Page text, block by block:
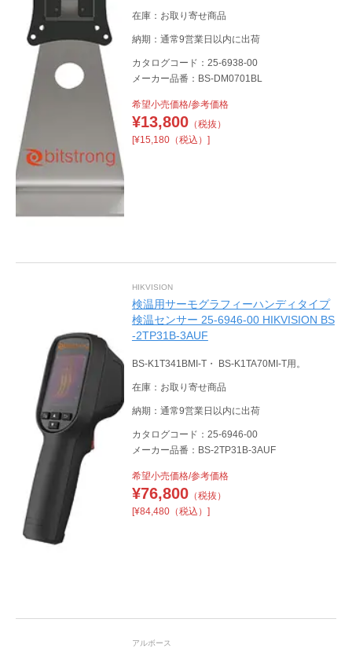
在庫：お取り寄せ商品
納期：通常9営業日以内に出荷
カタログコード：25-6938-00
メーカー品番：BS-DM0701BL
希望小売価格/参考価格
¥13,800（税抜）
[¥15,180（税込）]
HIKVISION
検温用サーモグラフィーハンディタイプ
検温センサー 25-6946-00 HIKVISION BS
-2TP31B-3AUF
BS-K1T341BMI-T・ BS-K1TA70MI-T用。
在庫：お取り寄せ商品
納期：通常9営業日以内に出荷
カタログコード：25-6946-00
メーカー品番：BS-2TP31B-3AUF
希望小売価格/参考価格
¥76,800（税抜）
[¥84,480（税込）]
アルボース